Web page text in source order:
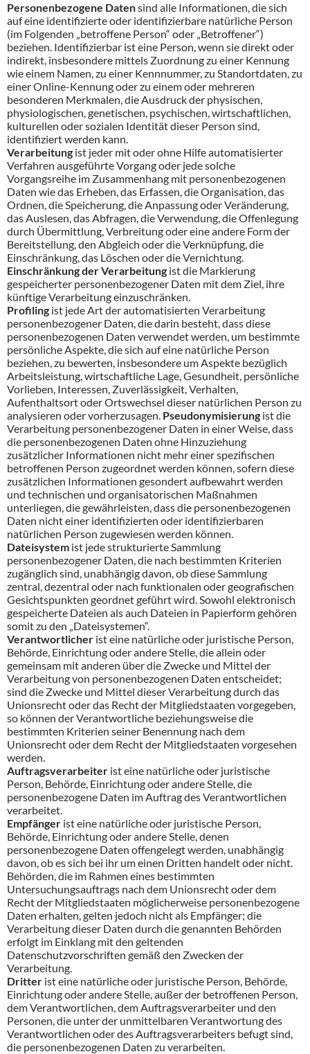
Personenbezogene Datensind alle Informationen, die sich
auf eine identifizierte oder identifizierbare natürliche Person
(im Folgenden „betroffene Person“ oder „Betroffener“)
beziehen. Identifizierbar ist eine Person, wenn sie direkt oder
indirekt, insbesondere mittels Zuordnung zu einer Kennung
wie einem Namen, zu einer Kennnummer, zu Standortdaten, zu
einer Online-Kennung oder zu einem oder mehreren
besonderen Merkmalen, die Ausdruck der physischen,
physiologischen, genetischen, psychischen, wirtschaftlichen,
kulturellen oder sozialen Identität dieser Person sind,
identifiziert werden kann.
Verarbeitung ist jeder mit oder ohne Hilfe automatisierter
Verfahren ausgeführte Vorgang oder jede solche
Vorgangsreihe im Zusammenhang mit personenbezogenen
Daten wie das Erheben, das Erfassen, die Organisation, das
Ordnen, die Speicherung, die Anpassung oder Veränderung,
das Auslesen, das Abfragen, die Verwendung, die Offenlegung
durch Übermittlung, Verbreitung oder eine andere Form der
Bereitstellung, den Abgleich oder die Verknüpfung, die
Einschränkung, das Löschen oder die Vernichtung.
Einschränkung der Verarbeitung ist die Markierung
gespeicherter personenbezogener Daten mit dem Ziel, ihre
künftige Verarbeitung einzuschränken.
Profiling ist jede Art der automatisierten Verarbeitung
personenbezogener Daten, die darin besteht, dass diese
personenbezogenen Daten verwendet werden, um bestimmte
persönliche Aspekte, die sich auf eine natürliche Person
beziehen, zu bewerten, insbesondere um Aspekte bezüglich
Arbeitsleistung, wirtschaftliche Lage, Gesundheit, persönliche
Vorlieben, Interessen, Zuverlässigkeit, Verhalten,
Aufenthaltsort oder Ortswechsel dieser natürlichen Person zu
analysieren oder vorherzusagen. Pseudonymisierung ist die
Verarbeitung personenbezogener Daten in einer Weise, dass
die personenbezogenen Daten ohne Hinzuziehung
zusätzlicher Informationen nicht mehr einer spezifischen
betroffenen Person zugeordnet werden können, sofern diese
zusätzlichen Informationen gesondert aufbewahrt werden
und technischen und organisatorischen Maßnahmen
unterliegen, die gewährleisten, dass die personenbezogenen
Daten nicht einer identifizierten oder identifizierbaren
natürlichen Person zugewiesen werden können.
Dateisystem ist jede strukturierte Sammlung
personenbezogener Daten, die nach bestimmten Kriterien
zugänglich sind, unabhängig davon, ob diese Sammlung
zentral, dezentral oder nach funktionalen oder geografischen
Gesichtspunkten geordnet geführt wird. Sowohl elektronisch
gespeicherte Dateien als auch Dateien in Papierform gehören
somit zu den „Dateisystemen“.
Verantwortlicher ist eine natürliche oder juristische Person,
Behörde, Einrichtung oder andere Stelle, die allein oder
gemeinsam mit anderen über die Zwecke und Mittel der
Verarbeitung von personenbezogenen Daten entscheidet;
sind die Zwecke und Mittel dieser Verarbeitung durch das
Unionsrecht oder das Recht der Mitgliedstaaten vorgegeben,
so können der Verantwortliche beziehungsweise die
bestimmten Kriterien seiner Benennung nach dem
Unionsrecht oder dem Recht der Mitgliedstaaten vorgesehen
werden.
Auftragsverarbeiter ist eine natürliche oder juristische
Person, Behörde, Einrichtung oder andere Stelle, die
personenbezogene Daten im Auftrag des Verantwortlichen
verarbeitet.
Empfänger ist eine natürliche oder juristische Person,
Behörde, Einrichtung oder andere Stelle, denen
personenbezogene Daten offengelegt werden, unabhängig
davon, ob es sich bei ihr um einen Dritten handelt oder nicht.
Behörden, die im Rahmen eines bestimmten
Untersuchungsauftrags nach dem Unionsrecht oder dem
Recht der Mitgliedstaaten möglicherweise personenbezogene
Daten erhalten, gelten jedoch nicht als Empfänger; die
Verarbeitung dieser Daten durch die genannten Behörden
erfolgt im Einklang mit den geltenden
Datenschutzvorschriften gemäß den Zwecken der
Verarbeitung.
Dritter ist eine natürliche oder juristische Person, Behörde,
Einrichtung oder andere Stelle, außer der betroffenen Person,
dem Verantwortlichen, dem Auftragsverarbeiter und den
Personen, die unter der unmittelbaren Verantwortung des
Verantwortlichen oder des Auftragsverarbeiters befugt sind,
die personenbezogenen Daten zu verarbeiten.